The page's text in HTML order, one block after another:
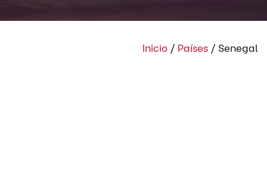
Inicio / Países / Senegal